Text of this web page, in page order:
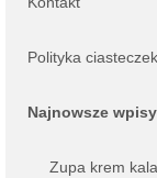
Polityka ciasteczek
Najnowsze
Zupa krem